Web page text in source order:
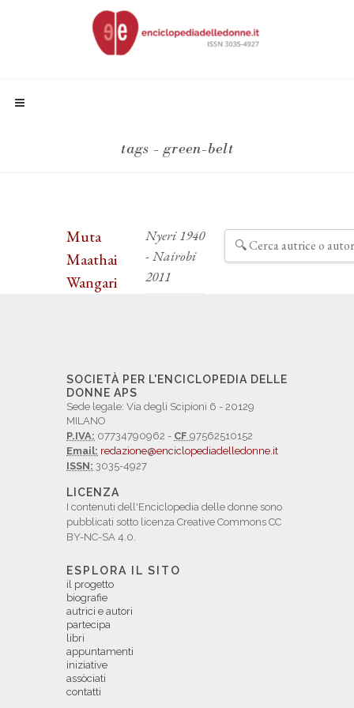
tags - green-belt
Muta
Maathai
Wangari
Nyeri 1940
- Nairobi
2011
SOCIETÀ PER L'ENCICLOPEDIA DELLE
DONNE APS
Sede legale: Via degli Scipioni 6 - 20129
MILANO
P.IVA: 07734790962 - CF 97562510152
Email: redazione@enciclopediadelledonne.it
ISSN: 3035-4927
LICENZA
I contenuti dell'Enciclopedia delle donne sono
pubblicati sotto licenza Creative Commons CC
BY-NC-SA 4.0.
ESPLORA IL SITO
il progetto
biografie
autrici e autori
partecipa
libri
appuntamenti
iniziative
assòciati
contatti